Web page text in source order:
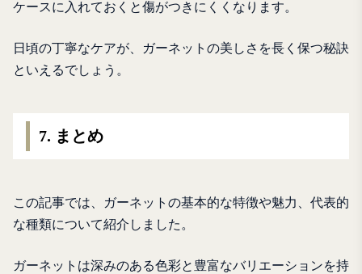
ケースに入れておくと傷がつきにくくなります。
日頃の丁寧なケアが、ガーネットの美しさを長く保つ秘訣
といえるでしょう。
7. まとめ
この記事では、ガーネットの基本的な特徴や魅力、代表的
な種類について紹介しました。
ガーネットは深みのある色彩と豊富なバリエーションを持